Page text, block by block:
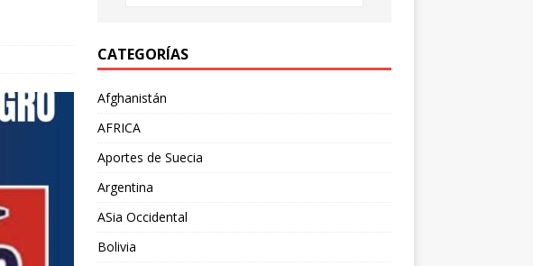
CATEGORÍAS
Afghanistán
AFRICA
Aportes de Suecia
Argentina
ASia Occidental
Bolivia